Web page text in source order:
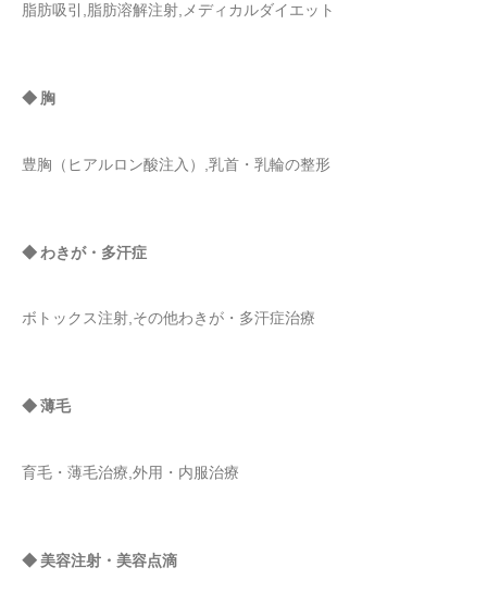
脂肪吸引,脂肪溶解注射,メディカルダイエット
◆ 胸
豊胸（ヒアルロン酸注入）,乳首・乳輪の整形
◆ わきが・多汗症
ボトックス注射,その他わきが・多汗症治療
◆ 薄毛
育毛・薄毛治療,外用・内服治療
◆ 美容注射・美容点滴